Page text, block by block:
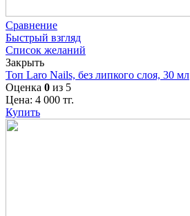
Сравнение
Быстрый взгляд
Список желаний
Закрыть
Топ Laro Nails, без липкого слоя, 30 мл
Оценка 0 из 5
Цена: 4 000 тг.
Купить